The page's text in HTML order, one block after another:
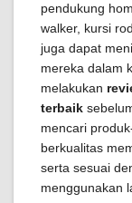
pendukung
walker, kursi
juga dapat
mereka dalam
melakukan
terbaik
mencari
berkualitas
serta sesuai
menggunakan